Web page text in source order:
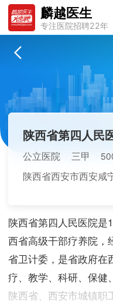
麟越医生
专注医院招聘22年
陕西省第四人民
公立医院 三甲
陕西省西安市西安咸
陕西省第四人民医院是
西省高级干部疗养院，
省卫计委，是省政府在
疗、教学、科研、保健
陕西省、西安市城镇职